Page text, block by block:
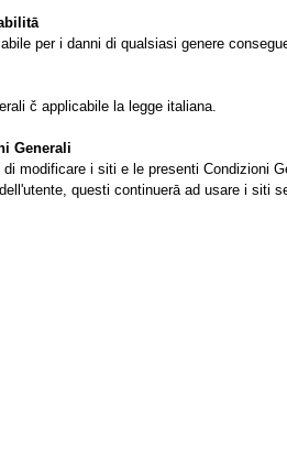
per i danni di qualsiasi genere
č applicabile la legge italiana.
Generali
modificare i siti e le presenti Condizioni
questi continuerā ad usare i siti